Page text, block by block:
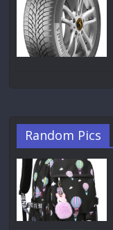
Random Pics